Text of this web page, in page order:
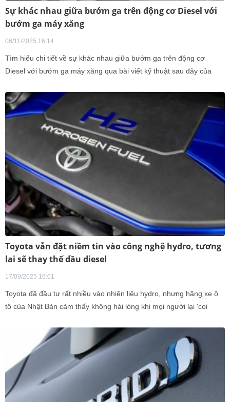
Sự khác nhau giữa bướm ga trên động cơ Diesel với
bướm ga máy xăng
06/11/2025 16:14
Tìm hiểu chi tiết về sự khác nhau giữa bướm ga trên động cơ
Diesel với bướm ga máy xăng qua bài viết kỹ thuật sau đây của
Toyota vẫn đặt niềm tin vào công nghệ hydro, tương
lai sẽ thay thế dầu diesel
17/09/2025 16:01
Toyota đã đầu tư rất nhiều vào nhiên liệu hydro, nhưng hãng xe ô
tô của Nhật Bản cảm thấy không hài lòng khi mọi người lại 'coi